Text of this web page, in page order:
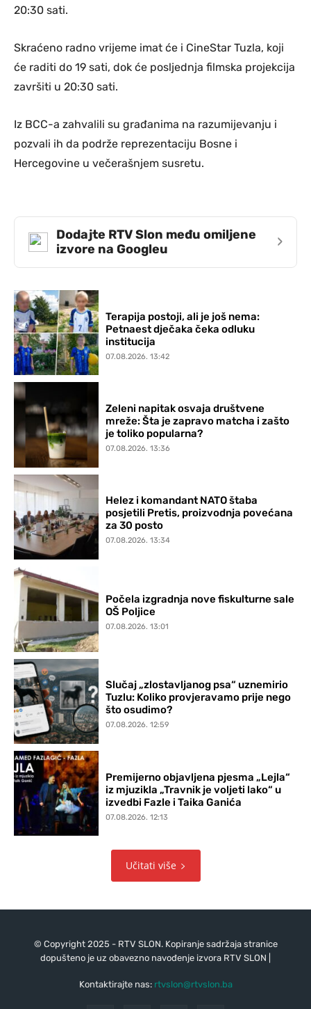
20:30 sati.
Skraćeno radno vrijeme imat će i CineStar Tuzla, koji
će raditi do 19 sati, dok će posljednja filmska projekcija
završiti u 20:30 sati.
Iz BCC-a zahvalili su građanima na razumijevanju i
pozvali ih da podrže reprezentaciju Bosne i
Hercegovine u večerašnjem susretu.
Dodajte RTV Slon među omiljene
izvore na Googleu
›
Terapija postoji, ali je još nema:
Petnaest dječaka čeka odluku
institucija
07.08.2026. 13:42
Zeleni napitak osvaja društvene
mreže: Šta je zapravo matcha i zašto
je toliko popularna?
07.08.2026. 13:36
Helez i komandant NATO štaba
posjetili Pretis, proizvodnja povećana
za 30 posto
07.08.2026. 13:34
Počela izgradnja nove fiskulturne sale
OŠ Poljice
07.08.2026. 13:01
Slučaj „zlostavljanog psa“ uznemirio
Tuzlu: Koliko provjeravamo prije nego
što osudimo?
07.08.2026. 12:59
Premijerno objavljena pjesma „Lejla“
iz mjuzikla „Travnik je voljeti lako“ u
izvedbi Fazle i Taika Ganića
07.08.2026. 12:13
Učitati više
© Copyright 2025 - RTV SLON. Kopiranje sadržaja stranice
dopušteno je uz obavezno navođenje izvora RTV SLON |
Kontaktirajte nas: rtvslon@rtvslon.ba